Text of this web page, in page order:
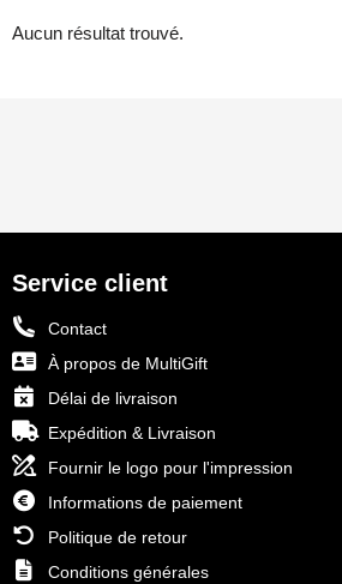
Aucun résultat trouvé.
Service client
Contact
À propos de MultiGift
Délai de livraison
Expédition & Livraison
Fournir le logo pour l'impression
Informations de paiement
Politique de retour
Conditions générales